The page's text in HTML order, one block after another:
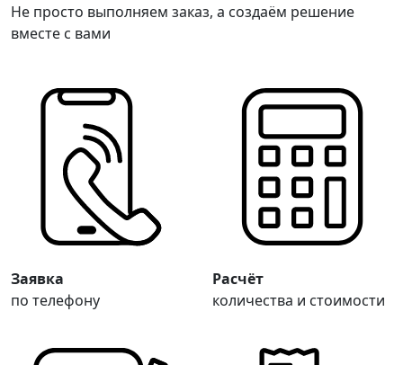
Не просто выполняем заказ, а создаём решение
вместе с вами
Заявка
по телефону
Расчёт
количества и стоимости